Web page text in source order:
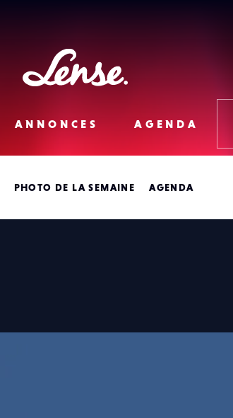
Lense
ANNONCES AGENDA
PHOTO DE LA SEMAINE AGENDA